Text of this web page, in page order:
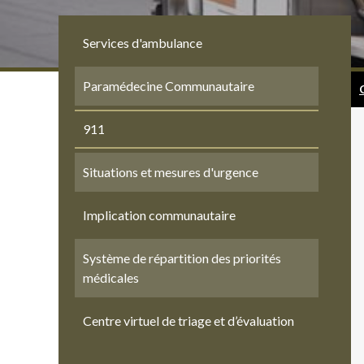
Services d'ambulance
Paramédecine Communautaire
911
Situations et mesures d'urgence
Implication communautaire
Système de répartition des priorités
médicales
Centre virtuel de triage et d’évaluation